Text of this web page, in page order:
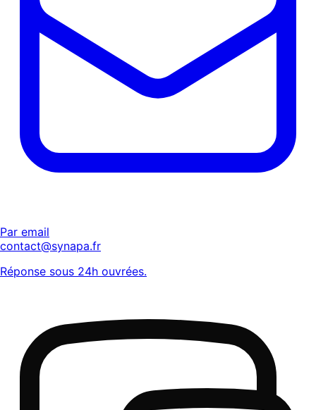
Par email
contact@synapa.fr
Réponse sous 24h ouvrées.